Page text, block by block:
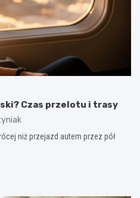
Czas przelotu i trasy
niż przejazd autem przez pół